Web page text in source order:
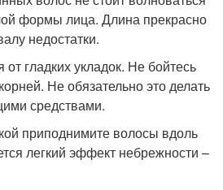
формы лица. Длина прекрасно
недостатки.
гладких укладок. Не бойтесь
Не обязательно это делать
средствами.
приподнимите волосы вдоль
легкий эффект небрежности –